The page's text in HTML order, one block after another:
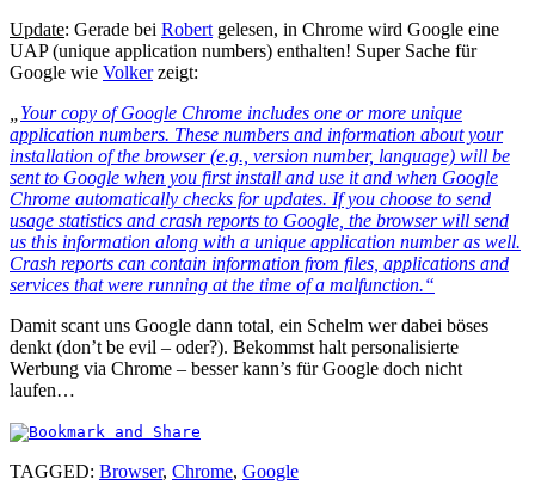
Update: Gerade bei Robert gelesen, in Chrome wird Google eine
UAP (unique application numbers) enthalten! Super Sache für
Google wie Volkerzeigt:
Your copy of Google Chrome includes one or more unique
application numbers. These numbers and information about your
installation of the browser (e.g., version number, language) will be
sent to Google when you first install and use it and when Google
Chrome automatically checks for updates. If you choose to send
usage statistics and crash reports to Google, the browser will send
us this information along with a unique application number as well.
Crash reports can contain information from files, applications and
services that were running at the time of a malfunction.“
Damit scant uns Google dann total, ein Schelm wer dabei böses
denkt (don’t be evil – oder?). Bekommst halt personalisierte
Werbung via Chrome – besser kann’s für Google doch nicht
laufen…
TAGGED: Browser, Chrome, Google